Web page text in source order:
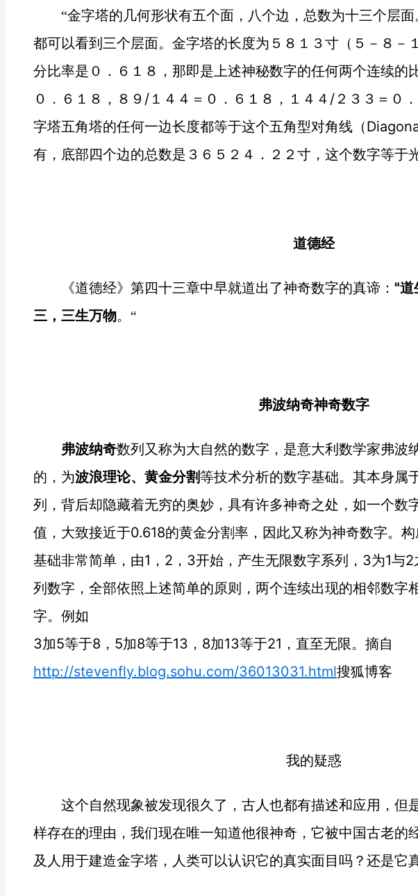
“金字塔的几何形状有五个面，八个边，总数为十三个层面
都可以看到三个层面。金字塔的长度为５８１３寸（５－８－
分比率是０．６１８，那即是上述神秘数字的任何两个连续的
０．６１８，８９ / １４４＝０．６１８，１４４ / ２３３＝０
字塔五角塔的任何一边长度都等于这个五角型对角线（
有，底部四个边的总数是３６５２４．２２寸，这个数字等于
道德经
《道德经》第四十三章中早就道出了神奇数字的真谛： "道
三，三生万物。“
弗波纳奇神奇数字
弗波纳奇数列又称为大自然的数字，是意大利数学家弗波
的，为波浪理论、黄金分割等技术分析的数字基础。其本身属
列，背后却隐藏着无穷的奥妙，具有许多神奇之处，如一个数
值，大致接近于0.618的黄金分割率，因此又称为神奇数字。
基础非常简单，由1 ， 2 ， 3开始，产生无限数字系列， 3为1与2
列数字，全部依照上述简单的原则，两个连续出现的相邻数字
字。例如
3加5等于8 ， 5加8等于13 ， 8加13等于21 ，直至无限。摘自
http://stevenfly.blog.sohu.com/36013031.html搜狐博客
我的疑惑
这个自然现象被发现很久了，古人也都有描述和应用，但
样存在的理由，我们现在唯一知道他很神奇，它被中国古老的
及人用于建造金字塔，人类可以认识它的真实面目吗？还是它